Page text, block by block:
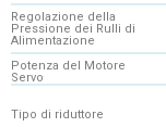
Regolazione della
Pressione dei Rulli di
Alimentazione
Potenza del Motore
Servo
Tipo di riduttore